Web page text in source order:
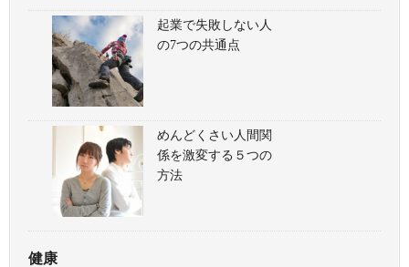
起業で失敗しない人
の7つの共通点
めんどくさい人間関
係を激変する５つの
方法
健康